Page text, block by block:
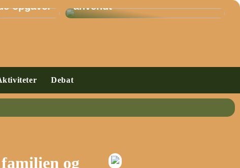
opgaver
anvendt
Debat
og